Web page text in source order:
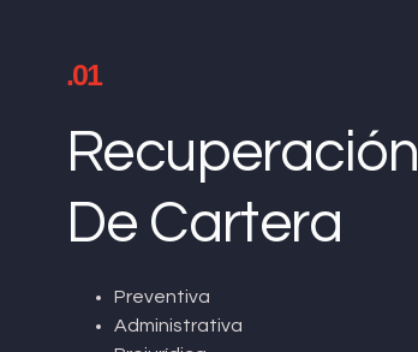
.01
Recuperación
De Cartera
Preventiva
Administrativa